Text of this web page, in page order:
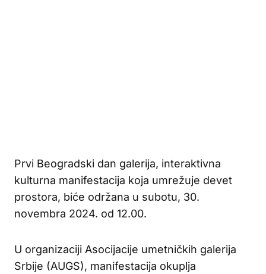
Prvi Beogradski dan galerija, interaktivna
kulturna manifestacija koja umrežuje devet
prostora, biće održana u subotu, 30.
novembra 2024. od 12.00.
U organizaciji Asocijacije umetničkih galerija
Srbije (AUGS), manifestacija okuplja